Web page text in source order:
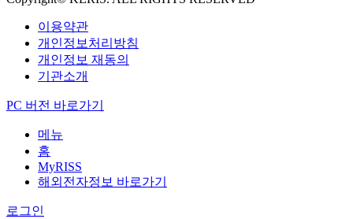
이용약관
개인정보처리방침
개인정보 재동의
기관소개
PC 버전 바로가기
메뉴
홈
MyRISS
해외전자정보 바로가기
로그인